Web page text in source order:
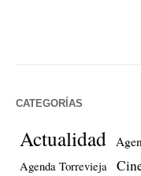
CATEGORÍAS
Actualidad
Agenda Torrevieja